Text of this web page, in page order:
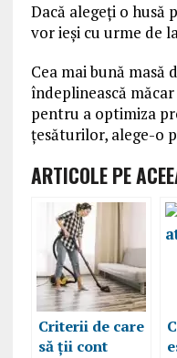
Dacă alegeţi o husă
vor ieşi cu urme de
Cea mai bună masă
îndeplinească
pentru a optimiza
ţesăturilor, alege-o
ARTICOLE PE
Criterii de care
să ții cont